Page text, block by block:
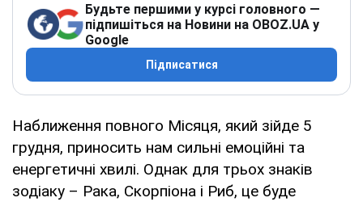
Будьте першими у курсі головного —
підпишіться на Новини на OBOZ.UA у
Google
Підписатися
Наближення повного Місяця, який зійде 5
грудня, приносить нам сильні емоційні та
енергетичні хвилі. Однак для трьох знаків
зодіаку – Рака, Скорпіона і Риб, це буде